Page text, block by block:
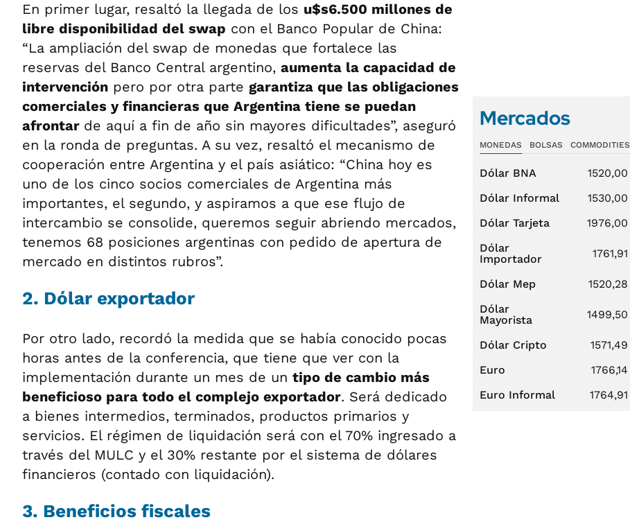
En primer lugar, resaltó la llegada de los u$s6.500 millones de
libre disponibilidad del swap con el Banco Popular de China:
“La ampliación del swap de monedas que fortalece las
reservas del Banco Central argentino, aumenta la capacidad de
intervención pero por otra parte garantiza que las obligaciones
comerciales y financieras que Argentina tiene se puedan
afrontar de aquí a fin de año sin mayores dificultades”, aseguró
en la ronda de preguntas. A su vez, resaltó el mecanismo de
cooperación entre Argentina y el país asiático: “China hoy es
uno de los cinco socios comerciales de Argentina más
importantes, el segundo, y aspiramos a que ese flujo de
intercambio se consolide, queremos seguir abriendo mercados,
tenemos 68 posiciones argentinas con pedido de apertura de
mercado en distintos rubros”.
2. Dólar exportador
Por otro lado, recordó la medida que se había conocido pocas
horas antes de la conferencia, que tiene que ver con la
implementación durante un mes de un tipo de cambio más
beneficioso para todo el complejo exportador. Será dedicado
a bienes intermedios, terminados, productos primarios y
servicios. El régimen de liquidación será con el 70% ingresado a
través del MULC y el 30% restante por el sistema de dólares
financieros (contado con liquidación).
3. Beneficios fiscales
Mercados
MONEDAS BOLSAS COMMODITIES
Dólar BNA 1520,00
Dólar Informal
1530,00
Dólar Tarjeta
1976,00
Dólar
Importador
1761,91
Dólar Mep 1520,28
Dólar
Mayorista
1499,50
Dólar Cripto 1571,49
Euro
1766,14
Euro Informal
1764,91